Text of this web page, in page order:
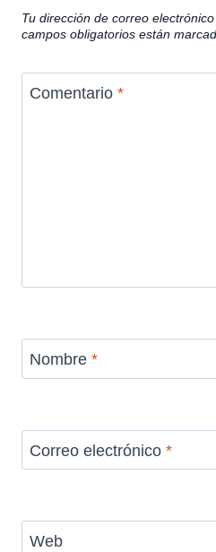
Tu dirección de correo
campos obligatorios están
Comentario *
Nombre *
Correo electrónico *
Web